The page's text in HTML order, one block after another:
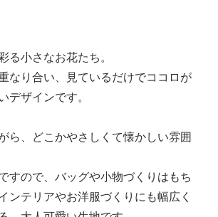
る小さなお花たち。
なり合い、見ているだけでココロが
デザインです。
ら、どこかやさしくて懐かしい雰囲
すので、バッグや小物づくりはもち
ンテリアやお洋服づくりにも幅広く